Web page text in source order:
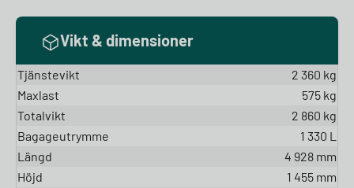
Vikt & dimensioner
Tjänstevikt
2 360 kg
Maxlast
575 kg
Totalvikt
2 860 kg
Bagageutrymme
1 330 L
Längd
4 928 mm
Höjd
1 455 mm